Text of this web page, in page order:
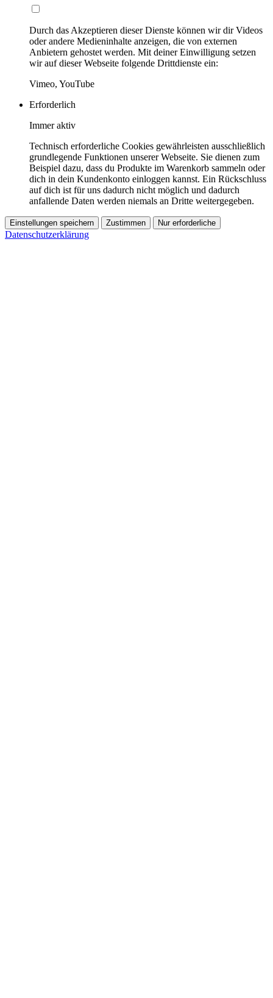
Durch das Akzeptieren dieser Dienste können wir dir Videos
oder andere Medieninhalte anzeigen, die von externen
Anbietern gehostet werden. Mit deiner Einwilligung setzen
wir auf dieser Webseite folgende Drittdienste ein:
Vimeo, YouTube
Erforderlich
Immer aktiv
Technisch erforderliche Cookies gewährleisten ausschließlich
grundlegende Funktionen unserer Webseite. Sie dienen zum
Beispiel dazu, dass du Produkte im Warenkorb sammeln oder
dich in dein Kundenkonto einloggen kannst. Ein Rückschluss
auf dich ist für uns dadurch nicht möglich und dadurch
anfallende Daten werden niemals an Dritte weitergegeben.
Einstellungen speichern Zustimmen Nur erforderliche
Datenschutzerklärung